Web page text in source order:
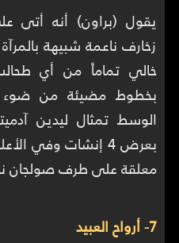
يقول (براون) أنه أتى
زخارف ناعمة شبيهة
خالي تماماً من أي
بخطوط مضيئة من
الوسط تمثال ليدين
بعرض 4 إنشات وفي
معلقة على طرف صولجان
7- أرواح العبيد